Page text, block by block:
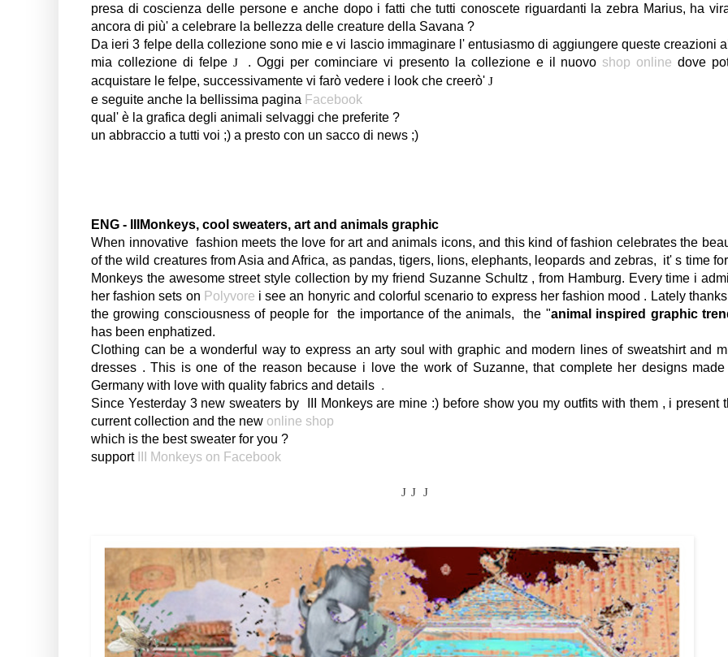
presa di coscienza delle persone e anche dopo i fatti che tutti conoscete riguardanti la zebra Marius, ha
ancora di più' a celebrare la bellezza delle creature della Savana ?
Da ieri 3 felpe della collezione sono mie e vi lascio immaginare l' entusiasmo di aggiungere queste creazioni
mia collezione di felpe J . Oggi per cominciare vi presento la collezione e il nuovo shop onlinedove
acquistare le felpe, successivamente vi farò vedere i look che creerò' J
e seguite anche la bellissima pagina Facebook
qual' è la grafica degli animali selvaggi che preferite ?
un abbraccio a tutti voi ;) a presto con un sacco di news ;)
ENG - IIIMonkeys, cool sweaters, art and animals graphic
When innovative fashion meets the love for art and animals icons, and this kind of fashion celebrates the
of the wild creatures from Asia and Africa, as pandas, tigers, lions, elephants, leopards and zebras, it' s time for
Monkeys the awesome street style collection by my friend Suzanne Schultz , from Hamburg. Every time i
her fashion sets on Polyvore i see an honyric and colorful scenario to express her fashion mood . Lately
the growing consciousness of people for the importance of the animals, the "animal inspired graphic
has been enphatized.
Clothing can be a wonderful way to express an arty soul with graphic and modern lines of sweatshirt and
dresses . This is one of the reason because i love the work of Suzanne, that complete her designs made
Germany with love with quality fabrics and details .
Since Yesterday 3 new sweaters by III Monkeys are mine :) before show you my outfits with them , i present
current collection and the new online shop
which is the best sweater for you ?
support
III Monkeys on Facebook
J J J